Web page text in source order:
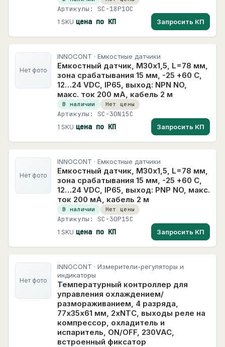
Артикулы: SC-18P10C
1 SKU цена по КП Запросить КП
Нет фото
INNOCONT · Емкостные датчики
Емкостный датчик, M30х1,5, L=78 мм,
зона срабатывания 15 мм, -25 +60 С,
12…24 VDC, IP65, выход: NPN NO,
макс. ток 200 мА, кабель 2 м
В наличии Нет цены
Артикулы: SC-30N15C
1 SKU цена по КП Запросить КП
Нет фото
INNOCONT · Емкостные датчики
Емкостный датчик, M30х1,5, L=78 мм,
зона срабатывания 15 мм, -25 +60 С,
12…24 VDC, IP65, выход: PNP NO, макс.
ток 200 мА, кабель 2 м
В наличии Нет цены
Артикулы: SC-30P15C
1 SKU цена по КП Запросить КП
Нет фото
INNOCONT · Измерители-регуляторы и
индикаторы
Температурный контроллер для
управления охлаждением/
размораживанием, 4 разряда,
77х35х61 мм, 2xNTC, выходы реле на
компрессор, охладитель и
испаритель, ON/OFF, 230VAC,
встроенный фиксатор